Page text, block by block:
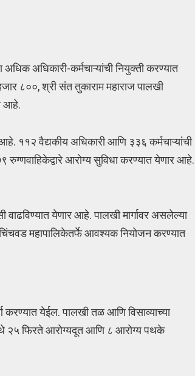
अधिक अधिकारी-कर्मचाऱ्यांची नियुक्ती करण्यात
८००, श्री संत तुकाराम महाराज पालखी
आहे.
११२ वैद्यकीय अधिकारी आणि ३३६ कर्मचाऱ्यांची
आरोग्य सुविधा करण्यात येणार आहे.
येणार आहे. पालखी मार्गावर असलेल्या
महापालिकेतर्फे आवश्यक नियोजन करण्यात
करण्यात येईल. पालखी तळ आणि विसाव्याच्या
२५ फिरते आरोग्यदूत आणि ८ आरोग्य पथके